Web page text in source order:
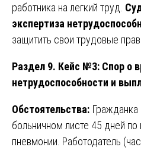
работника на легкий труд.
экспертиза
защитить свои трудовые
Раздел 9. Кейс №3: Спор о
нетрудоспособности и
Обстоятельства:
больничном листе 45 дней по
пневмонии. Работодатель